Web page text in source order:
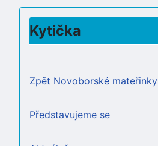
Kytička
Zpět Novoborské mateřinky
Představujeme se